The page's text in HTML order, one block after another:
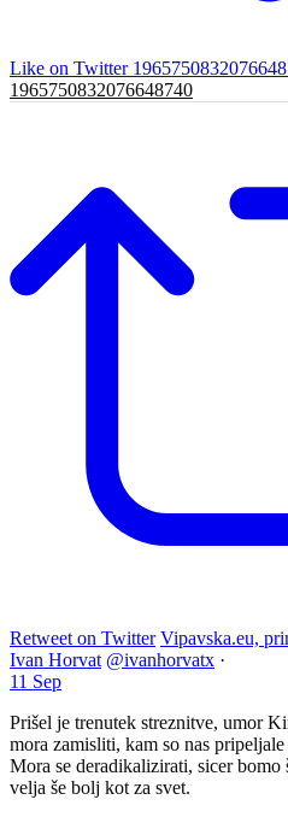
Like on Twitter
1965750832076648740
Retweet on Twitter Vipavska.eu,
Ivan Horvat @ivanhorvatx ·
11 Sep
Prišel je trenutek streznitve, umor
mora zamisliti, kam so nas
Mora se deradikalizirati, sicer
velja še bolj kot za svet.